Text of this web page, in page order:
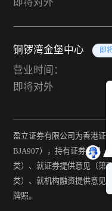
铜锣湾金堡中心 即
营业时间：
即将对外
盈立证券有限公司为香港证
BJA907），持有证券交易（
类）、就证券提供意见（第
类）、就机构融资提供意见
牌照。